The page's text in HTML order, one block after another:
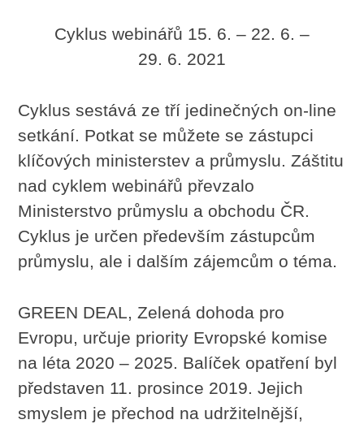
Cyklus webinářů 15. 6. – 22. 6. –
29. 6. 2021
Cyklus sestává ze tří jedinečných on-line
setkání. Potkat se můžete se zástupci
klíčových ministerstev a průmyslu. Záštitu
nad cyklem webinářů převzalo
Ministerstvo průmyslu a obchodu ČR.
Cyklus je určen především zástupcům
průmyslu, ale i dalším zájemcům o téma.
GREEN DEAL, Zelená dohoda pro
Evropu, určuje priority Evropské komise
na léta 2020 – 2025. Balíček opatření byl
představen 11. prosince 2019. Jejich
smyslem je přechod na udržitelnější,